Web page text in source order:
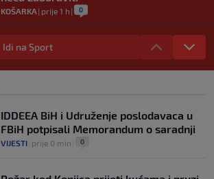
KOŠARKA | prije 1 h | 0
Pjanić otkrio da je Alajbegović imao
bogatije ponude: "Ipak, Juve je uvijek
0
Radnika, određene i sudije prvog kola
šampionata BiH
NOGOMET |prije 2 h 0
Idi na Sport
IDDEEA BiH i Udruženje poslodavaca u
FBiH potpisali Memorandum o saradnji
VIJESTI prije 0 min 0